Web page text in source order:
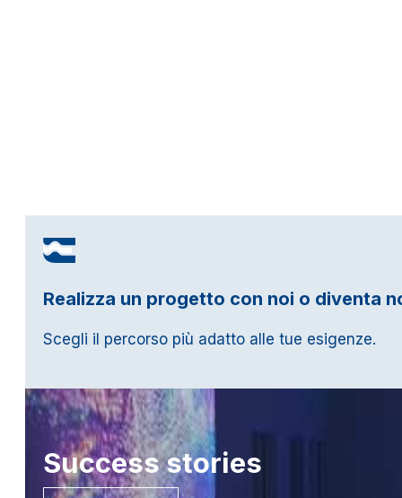
Realizza un progetto con noi o diventa
Scegli il percorso più adatto alle tue esigenze.
Successstories